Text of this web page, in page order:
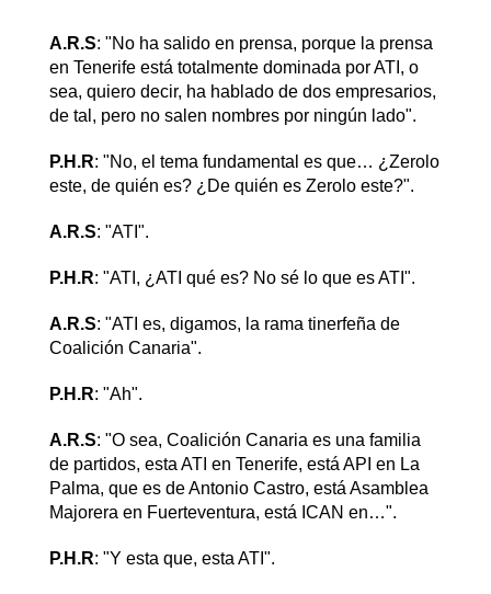
A.R.S: "No ha salido en prensa, porque la prensa
en Tenerife está totalmente dominada por ATI, o
sea, quiero decir, ha hablado de dos empresarios,
de tal, pero no salen nombres por ningún lado".
P.H.R: "No, el tema fundamental es que… ¿Zerolo
este, de quién es? ¿De quién es Zerolo este?".
A.R.S: "ATI".
P.H.R: "ATI, ¿ATI qué es? No sé lo que es ATI".
A.R.S: "ATI es, digamos, la rama tinerfeña de
Coalición Canaria".
P.H.R: "Ah".
A.R.S: "O sea, Coalición Canaria es una familia
de partidos, esta ATI en Tenerife, está API en La
Palma, que es de Antonio Castro, está Asamblea
Majorera en Fuerteventura, está ICAN en…".
P.H.R: "Y esta que, esta ATI".